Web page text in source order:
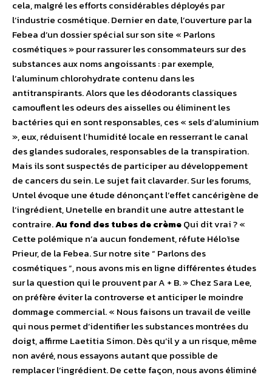
cela, malgré les efforts considérables déployés par
l’industrie cosmétique. Dernier en date, l’ouverture par la
Febea d’un dossier spécial sur son site « Parlons
cosmétiques » pour rassurer les consommateurs sur des
substances aux noms angoissants : par exemple,
l’aluminum chlorohydrate contenu dans les
antitranspirants. Alors que les déodorants classiques
camouflent les odeurs des aisselles ou éliminent les
bactéries qui en sont responsables, ces « sels d’aluminium
», eux, réduisent l’humidité locale en resserrant le canal
des glandes sudorales, responsables de la transpiration.
Mais ils sont suspectés de participer au développement
de cancers du sein. Le sujet fait clavarder. Sur les forums,
Untel évoque une étude dénonçant l’effet cancérigène de
l’ingrédient, Unetelle en brandit une autre attestant le
contraire.Au fond des tubes de crèmeQui dit vrai ? «
Cette polémique n’a aucun fondement, réfute Héloïse
Prieur, de la Febea. Sur notre site “ Parlons des
cosmétiques ”, nous avons mis en ligne différentes études
sur la question qui le prouvent par A + B. » Chez Sara Lee,
on préfère éviter la controverse et anticiper le moindre
dommage commercial. « Nous faisons un travail de veille
qui nous permet d’identifier les substances montrées du
doigt, affirme Laetitia Simon. Dès qu’il y a un risque, même
non avéré, nous essayons autant que possible de
remplacer l’ingrédient. De cette façon, nous avons éliminé